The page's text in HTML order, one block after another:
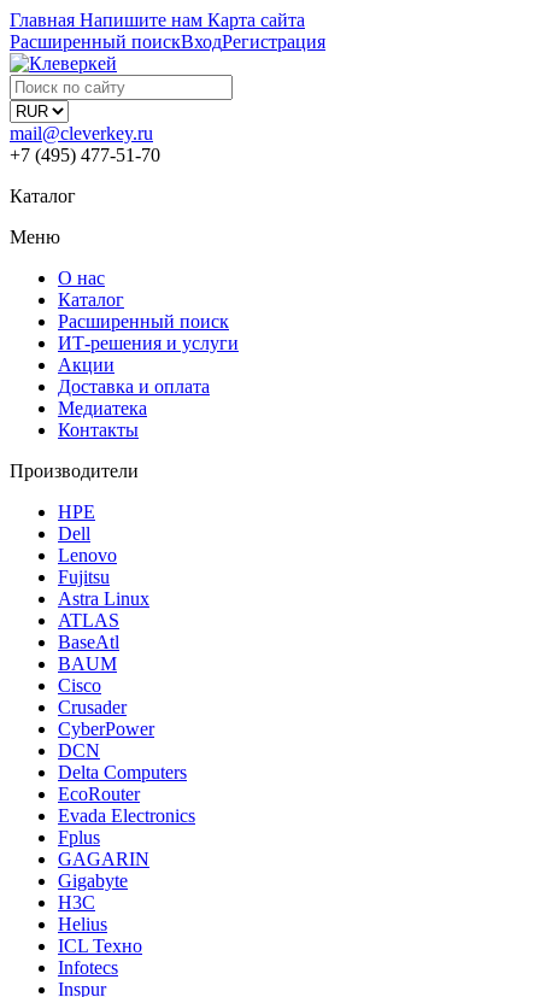
Главная Напишите нам Карта сайта
Расширенный поискВходРегистрация
mail@cleverkey.ru
+7 (495) 477-51-70
Каталог
Меню
О нас
Каталог
Расширенный поиск
ИТ-решения и услуги
Акции
Доставка и оплата
Медиатека
Контакты
Производители
HPE
Dell
Lenovo
Fujitsu
Astra Linux
ATLAS
BaseAtl
BAUM
Cisco
Crusader
CyberPower
DCN
Delta Computers
EcoRouter
Evada Electronics
Fplus
GAGARIN
Gigabyte
H3C
Helius
ICL Техно
Infotecs
Inspur